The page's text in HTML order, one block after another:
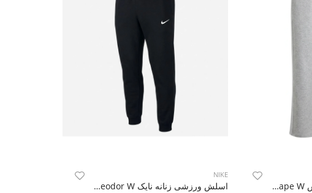
اسلش اسپرت زنانه آدیداس Adidas Velora Shape W
NIKE
اسلش ورزشی زنانه نایک Nike Theodor W